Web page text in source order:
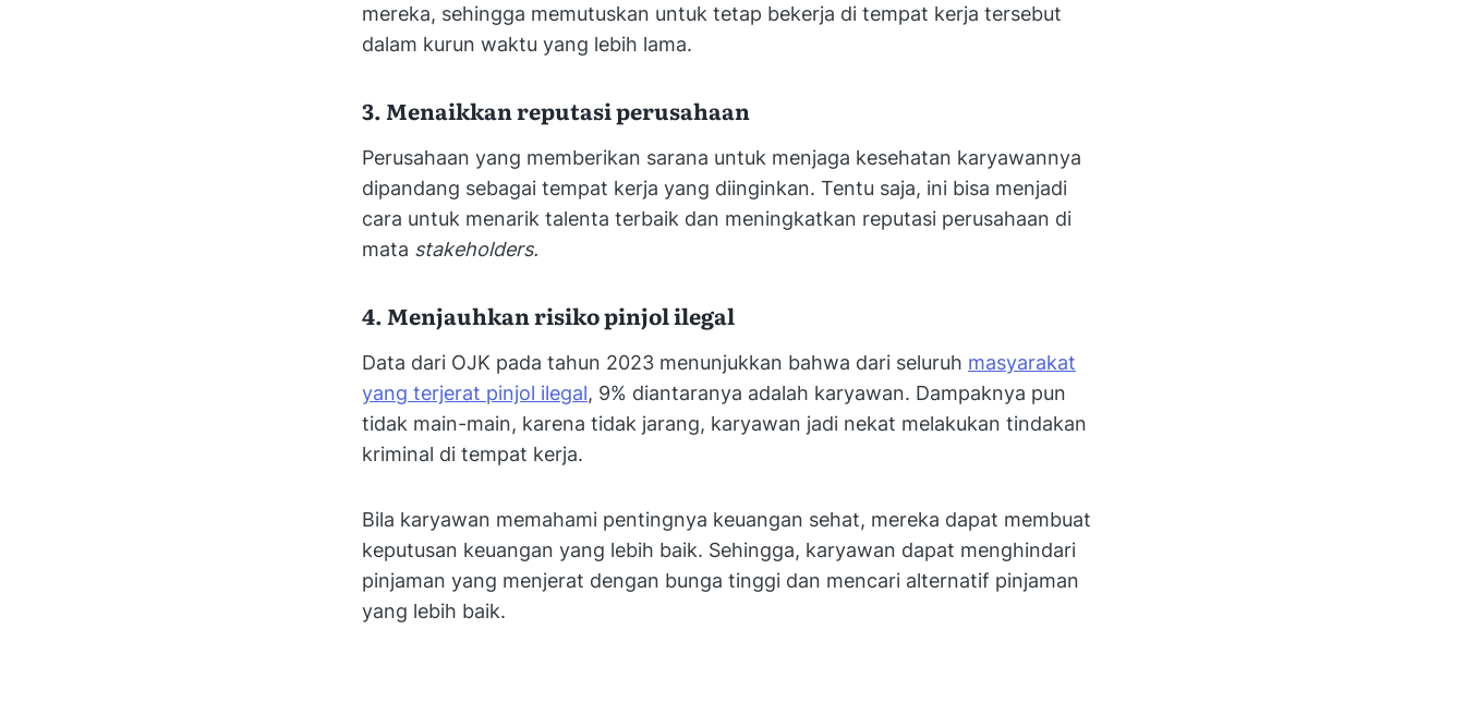
mereka, sehingga memutuskan untuk tetap bekerja di tempat kerja tersebut
dalam kurun waktu yang lebih lama.
3. Menaikkan reputasi perusahaan
Perusahaan yang memberikan sarana untuk menjaga kesehatan karyawannya
dipandang sebagai tempat kerja yang diinginkan. Tentu saja, ini bisa menjadi
cara untuk menarik talenta terbaik dan meningkatkan reputasi perusahaan di
mata stakeholders.
4. Menjauhkan risiko pinjol ilegal
Data dari OJK pada tahun 2023 menunjukkan bahwa dari seluruh masyarakat
yang terjerat pinjol ilegal, 9% diantaranya adalah karyawan. Dampaknya pun
tidak main-main, karena tidak jarang, karyawan jadi nekat melakukan tindakan
kriminal di tempat kerja.
Bila karyawan memahami pentingnya keuangan sehat, mereka dapat membuat
keputusan keuangan yang lebih baik. Sehingga, karyawan dapat menghindari
pinjaman yang menjerat dengan bunga tinggi dan mencari alternatif pinjaman
yang lebih baik.